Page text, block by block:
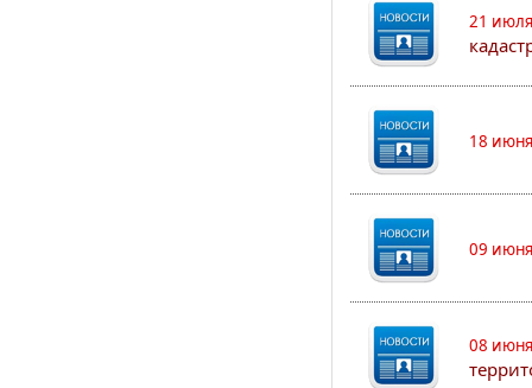
21
18
09
08